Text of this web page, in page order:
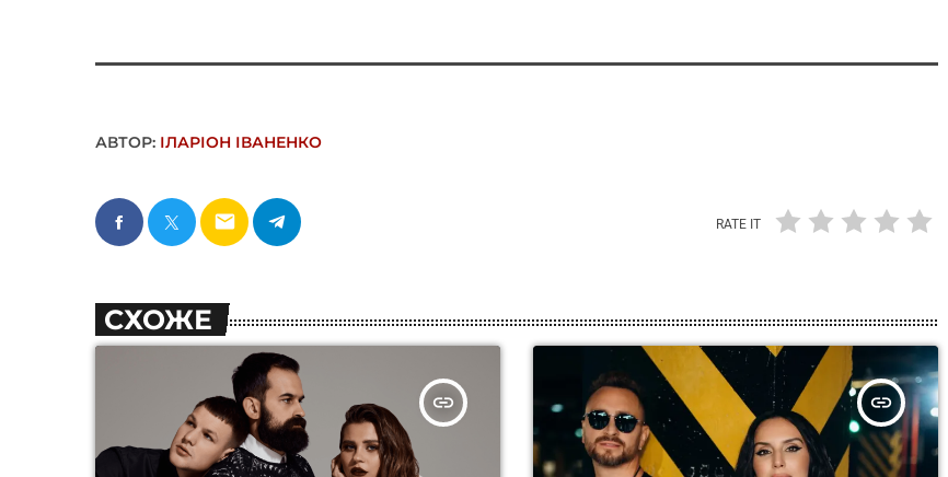
АВТОР: ІЛАРІОН ІВАНЕНКО
email RATE IT
СХОЖЕ
insert_link insert_link